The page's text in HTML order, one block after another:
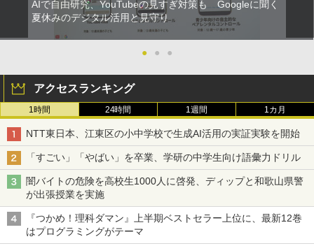
AIで自由研究、YouTubeの見すぎ対策も Googleに聞く
夏休みのデジタル活用と見守り
● ● ●
アクセスランキング
1時間 24時間 1週間 1カ月
NTT東日本、江東区の小中学校で生成AI活用の実証実験を開始
「すごい」「やばい」を卒業、学研の中学生向け語彙力ドリル
闇バイトの危険を高校生1000人に啓発、ディップと和歌山県警
が出張授業を実施
『つかめ！理科ダマン』上半期ベストセラー上位に、最新12巻
はプログラミングがテーマ